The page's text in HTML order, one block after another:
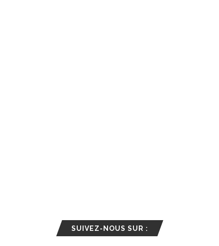
SUIVEZ-NOUS SUR :